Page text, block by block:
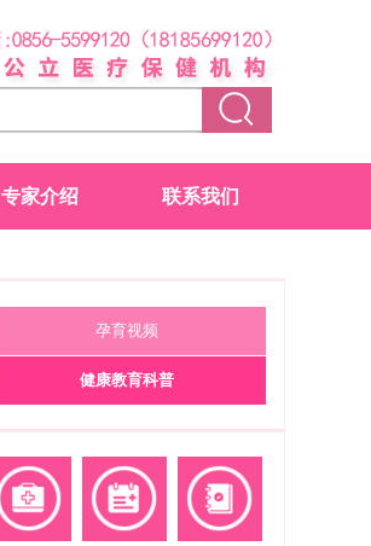
专家介绍 联系我们
孕育视频
健康教育科普